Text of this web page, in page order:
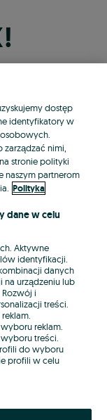
Apple
dostęp
identyfikatory w
nimi,
stronie polityki
naszym partnerom
Polityka
dane w celu
Aktywne
identyfikacji.
danych
na urządzeniu lub
i
treści.
reklam.
treści.
do wyboru
profili w celu